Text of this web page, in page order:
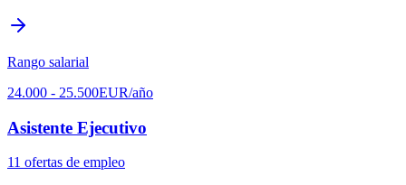
Rango salarial
24.000 - 25.500EUR/año
Asistente Ejecutivo
11 ofertas de empleo